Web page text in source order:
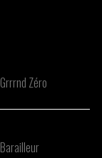
Grrrnd Zéro
Barailleur